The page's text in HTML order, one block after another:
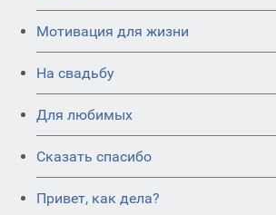
Мотивация для жизни
На свадьбу
Для любимых
Сказать спасибо
Привет, как дела?